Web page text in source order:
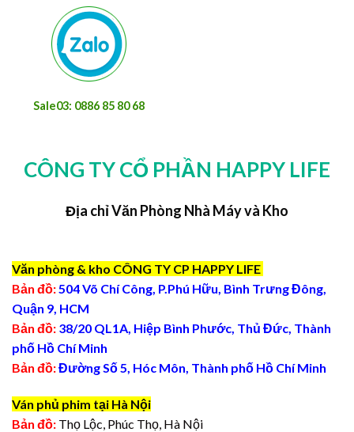
Sale03: 0886 85 80 68
CÔNG TY CỔ PHẦN HAPPY LIFE
Địa chỉ Văn Phòng Nhà Máy và Kho
Văn phòng & kho CÔNG TY CP HAPPY LIFE
Bản đồ:504 Võ Chí Công, P.Phú Hữu, Bình Trưng Đông,
Quận 9, HCM
Bản đồ: 38/20 QL1A, Hiệp Bình Phước, Thủ Đức, Thành
phố Hồ Chí Minh
Bản đồ:Đường Số 5, Hóc Môn, Thành phố Hồ Chí Minh
Ván phủ phim tại Hà Nội
Bản đồ: Thọ Lộc, Phúc Thọ, Hà Nội